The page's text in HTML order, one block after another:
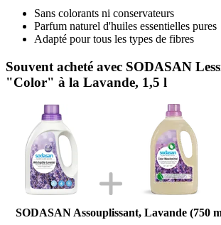
Sans colorants ni conservateurs
Parfum naturel d'huiles essentielles pures
Adapté pour tous les types de fibres
Souvent acheté avec SODASAN
"Color" à la Lavande, 1,5 l
SODASAN Assouplissant, Lavande (750